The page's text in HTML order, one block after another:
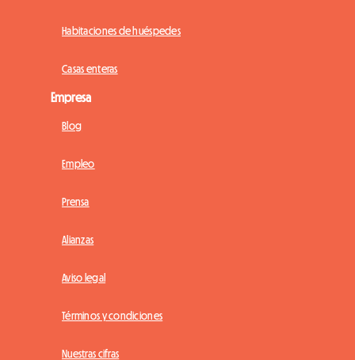
Habitaciones de huéspedes
Casas enteras
Empresa
Blog
Empleo
Prensa
Alianzas
Aviso legal
Términos y condiciones
Nuestras cifras